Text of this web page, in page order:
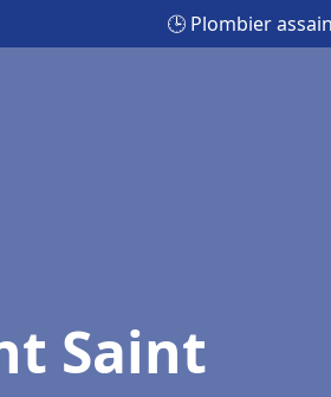
🕒 Plombier
Saint